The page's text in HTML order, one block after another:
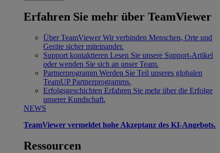
Erfahren Sie mehr über TeamViewer
Über TeamViewer Wir verbinden Menschen, Orte und
Geräte sicher miteinander.
Support kontaktieren Lesen Sie unsere Support-Artikel
oder wenden Sie sich an unser Team.
Partnerprogramm Werden Sie Teil unseres globalen
TeamUP Partnerprogramms.
Erfolgsgeschichten Erfahren Sie mehr über die Erfolge
unserer Kundschaft.
NEWS
TeamViewer vermeldet hohe Akzeptanz des KI-Angebots.
Ressourcen